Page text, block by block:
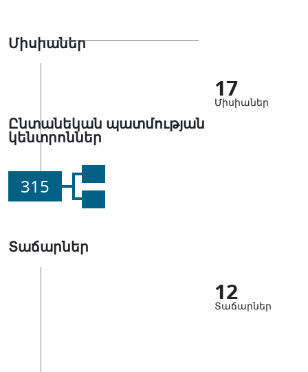
Միսիաներ
17
Միսիաներ
Ընտանեկան պատմության
կենտրոններ
315
Տաճարներ
12
Տաճարներ